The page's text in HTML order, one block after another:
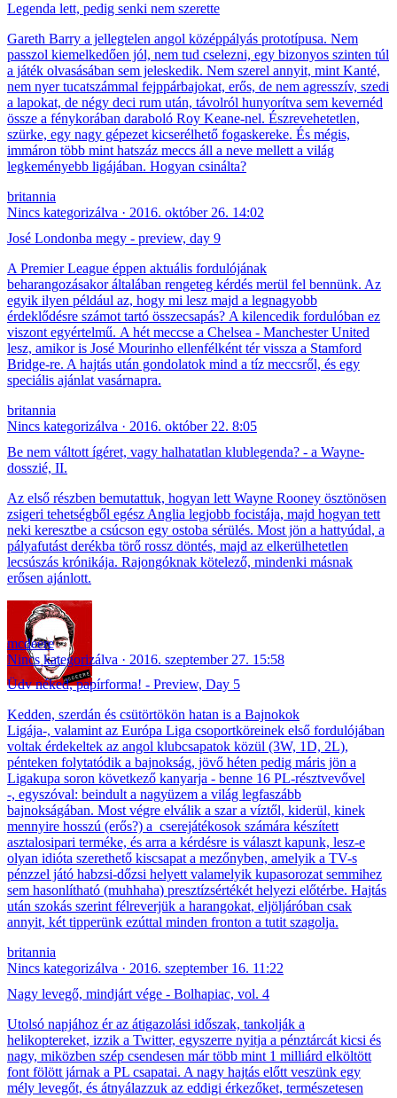
Legenda lett, pedig senki nem szerette
Gareth Barry a jellegtelen angol középpályás prototípusa. Nem
passzol kiemelkedően jól, nem tud cselezni, egy bizonyos szinten túl
a játék olvasásában sem jeleskedik. Nem szerel annyit, mint Kanté,
nem nyer tucatszámmal fejppárbajokat, erős, de nem agresszív, szedi
a lapokat, de négy deci rum után, távolról hunyorítva sem kevernéd
össze a fénykorában daraboló Roy Keane-nel. Észrevehetetlen,
szürke, egy nagy gépezet kicserélhető fogaskereke. És mégis,
immáron több mint hatszáz meccs áll a neve mellett a világ
legkeményebb ligájában. Hogyan csinálta?
britannia
Nincs kategorizálva
2016. október 26. 14:02
José Londonba megy - preview, day 9
A Premier League éppen aktuális fordulójának
beharangozásakor általában rengeteg kérdés merül fel bennünk. Az
egyik ilyen például az, hogy mi lesz majd a legnagyobb
érdeklődésre számot tartó összecsapás? A kilencedik fordulóban ez
viszont egyértelmű. A hét meccse a Chelsea - Manchester United
lesz, amikor is José Mourinho ellenfélként tér vissza a Stamford
Bridge-re. A hajtás után gondolatok mind a tíz meccsről, és egy
speciális ajánlat vasárnapra.
britannia
Nincs kategorizálva
2016. október 22. 8:05
Be nem váltott ígéret, vagy halhatatlan klublegenda? - a Wayne-
dosszié, II.
Az első részben bemutattuk, hogyan lett Wayne Rooney ösztönösen
zsigeri tehetségből egész Anglia legjobb focistája, majd hogyan tett
neki keresztbe a csúcson egy ostoba sérülés. Most jön a hattyúdal, a
pályafutást derékba törő rossz döntés, majd az elkerülhetetlen
lecsúszás krónikája. Rajongóknak kötelező, mindenki másnak
erősen ajánlott.
mcdeere
Nincs kategorizálva
2016. szeptember 27. 15:58
Üdv néked, papírforma! - Preview, Day 5
Kedden, szerdán és csütörtökön hatan is a Bajnokok
Ligája-, valamint az Európa Liga csoportköreinek első fordulójában
voltak érdekeltek az angol klubcsapatok közül (3W, 1D, 2L),
pénteken folytatódik a bajnokság, jövő héten pedig máris jön a
Ligakupa soron következő kanyarja - benne 16 PL-résztvevővel
-, egyszóval: beindult a nagyüzem a világ legfaszább
bajnokságában. Most végre elválik a szar a víztől, kiderül, kinek
mennyire hosszú (erős?) a cserejátékosok számára készített
asztalosipari terméke, és arra a kérdésre is választ kapunk, lesz-e
olyan idióta szerethető kiscsapat a mezőnyben, amelyik a TV-s
pénzzel játó habzsi-dőzsi helyett valamelyik kupasorozat semmihez
sem hasonlítható (muhhaha) presztízsértékét helyezi előtérbe. Hajtás
után szokás szerint félreverjük a harangokat, eljöljáróban csak
annyit, két tipperünk ezúttal minden fronton a tutit szagolja.
britannia
Nincs kategorizálva
2016. szeptember 16. 11:22
Nagy levegő, mindjárt vége - Bolhapiac, vol. 4
Utolsó napjához ér az átigazolási időszak, tankolják a
helikoptereket, izzik a Twitter, egyszerre nyitja a pénztárcát kicsi és
nagy, miközben szép csendesen már több mint 1 milliárd elköltött
font fölött járnak a PL csapatai. A nagy hajtás előtt veszünk egy
mély levegőt, és átnyálazzuk az eddigi érkezőket, természetesen